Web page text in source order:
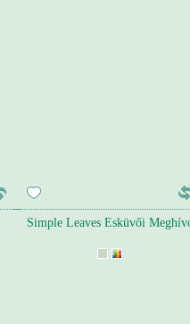
Simple Leaves Esküvői